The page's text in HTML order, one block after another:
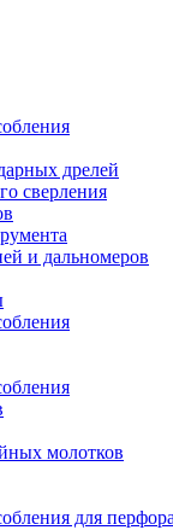
дрелей
сверления
и дальномеров
молотков
для